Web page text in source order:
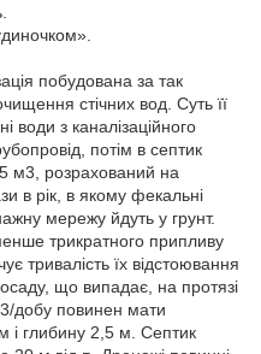
побудована за так
стічних вод. Суть її
води з каналізаційного
потім в септик
м3, розрахований на
в рік, в якому фекальні
мережу йдуть у грунт.
трикратного припливу
тривалість їх відстоювання
що випадає, на протязі
добу повинен мати
і глибину 2,5 м. Септик